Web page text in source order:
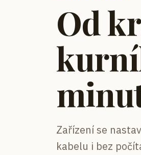
Od
Zařízení se
kabelu i bez